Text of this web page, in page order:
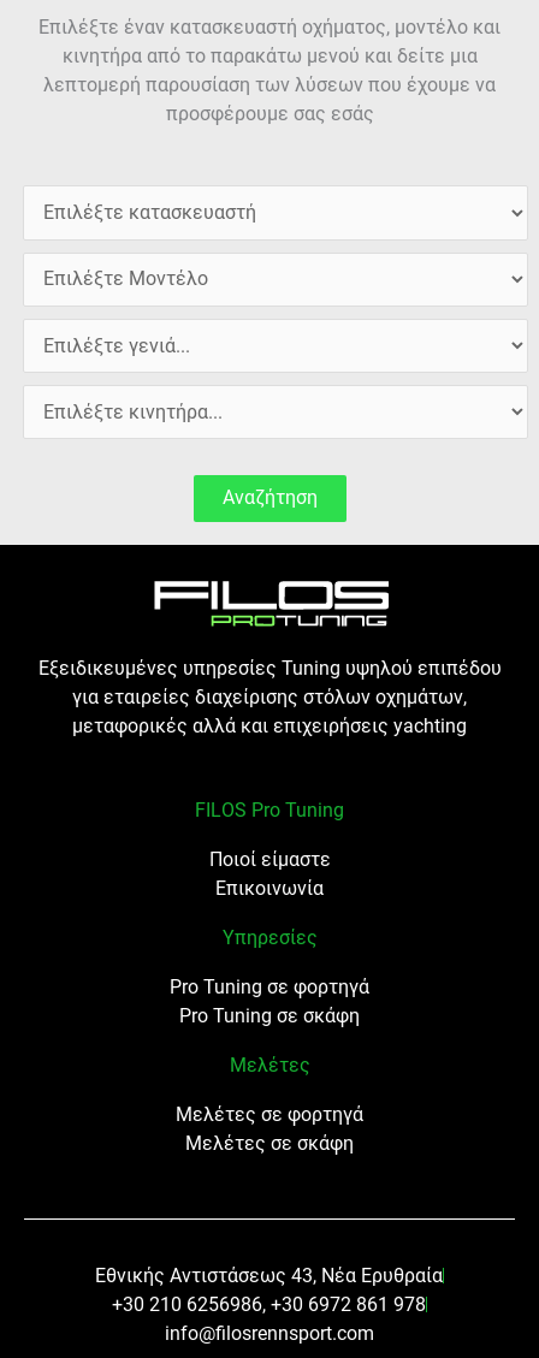
Επιλέξτε έναν κατασκευαστή οχήματος, μοντέλο και
κινητήρα από το παρακάτω μενού και δείτε μια
λεπτομερή παρουσίαση των λύσεων που έχουμε να
προσφέρουμε σας εσάς
Αναζήτηση
Εξειδικευμένες υπηρεσίες Tuning υψηλού επιπέδου
για εταιρείες διαχείρισης στόλων οχημάτων,
μεταφορικές αλλά και επιχειρήσεις yachting
FILOS Pro Tuning
Ποιοί είμαστε
Επικοινωνία
Υπηρεσίες
Pro Tuning σε φορτηγά
Pro Tuning σε σκάφη
Μελέτες
Μελέτες σε φορτηγά
Μελέτες σε σκάφη
Εθνικής Αντιστάσεως 43, Νέα Ερυθραία
+30 210 6256986, +30 6972 861 978
info@filosrennsport.com